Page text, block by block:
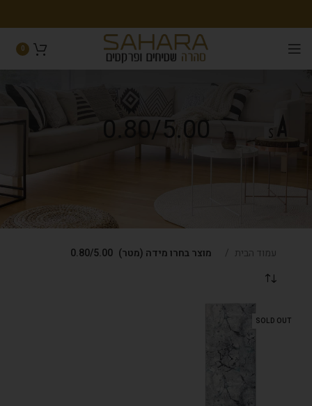
0
0.80/5.00
עמוד הבית מוצר בחרו מידה (מטר) 0.80/5.00
SOLD OUT